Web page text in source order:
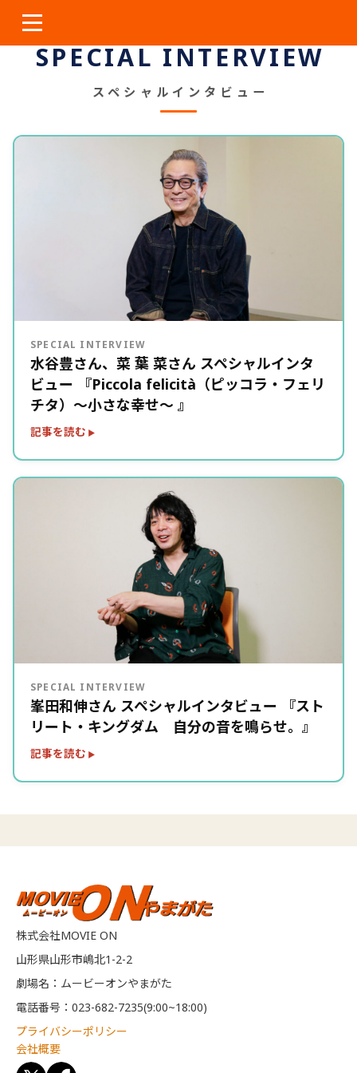
へ
SPECIAL INTERVIEW
スペシャルインタビュー
SPECIAL INTERVIEW
水谷豊さん、菜 葉 菜さん スペシャルインタ
ビュー 『Piccola felicità（ピッコラ・フェリ
チタ）～小さな幸せ～ 』
記事を読む
SPECIAL INTERVIEW
峯田和伸さん スペシャルインタビュー 『スト
リート・キングダム 自分の音を鳴らせ。』
記事を読む
株式会社MOVIE ON
山形県山形市嶋北1-2-2
劇場名：ムービーオンやまがた
電話番号：023-682-7235(9:00~18:00)
プライバシーポリシー
会社概要